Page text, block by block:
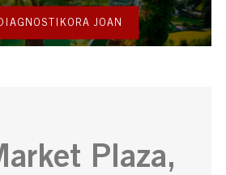
JOAN
Plaza,